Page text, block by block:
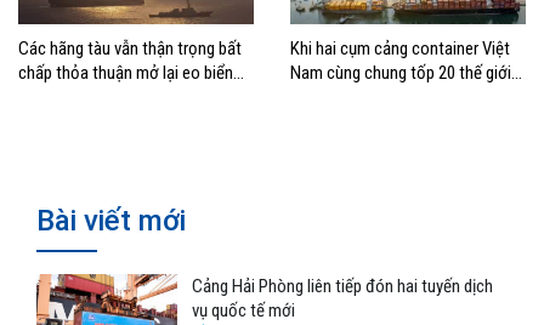
Các hãng tàu vẫn thận trọng bất
chấp thỏa thuận mở lại eo biển
Khi hai cụm cảng container Việt
Nam cùng chung tốp 20 thế giới
Bài viết mới
Cảng Hải Phòng liên tiếp đón hai tuyến dịch
vụ quốc tế mới